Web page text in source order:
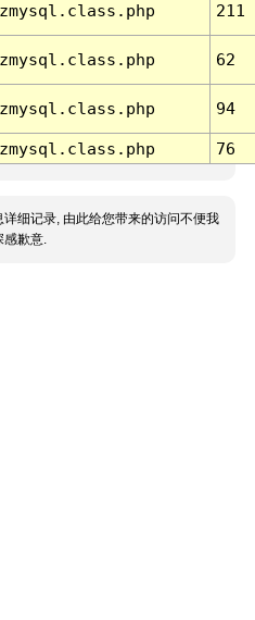
211
62
94
76
详细记录, 由此给您带来的访问不便我
感歉意.